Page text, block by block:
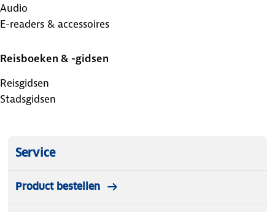
Audio
E-readers & accessoires
Reisboeken & -gidsen
Reisgidsen
Stadsgidsen
Service
Product bestellen